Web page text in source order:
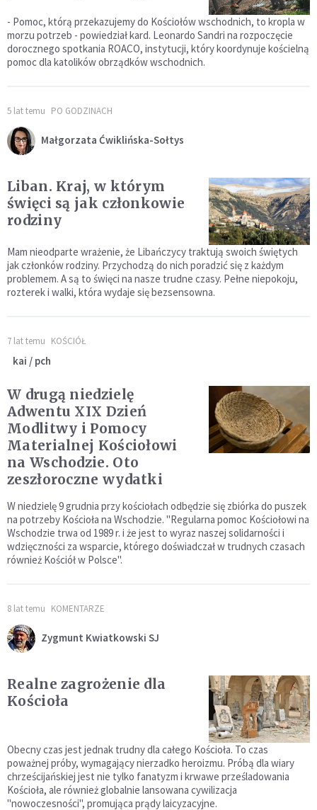
- Pomoc, którą przekazujemy do Kościołów wschodnich, to kropla w
morzu potrzeb - powiedział kard. Leonardo Sandri na rozpoczęcie
dorocznego spotkania ROACO, instytucji, który koordynuje kościelną
pomoc dla katolików obrządków wschodnich.
5 lat temu PO GODZINACH
Małgorzata Ćwiklińska-Sołtys
Liban. Kraj, w którym
święci są jak członkowie
rodziny
Mam nieodparte wrażenie, że Libańczycy traktują swoich świętych
jak członków rodziny. Przychodzą do nich poradzić się z każdym
problemem. A są to święci na nasze trudne czasy. Pełne niepokoju,
rozterek i walki, która wydaje się bezsensowna.
7 lat temu KOŚCIÓŁ
kai / pch
W drugą niedzielę
Adwentu XIX Dzień
Modlitwy i Pomocy
Materialnej Kościołowi
na Wschodzie. Oto
zeszłoroczne wydatki
W niedzielę 9 grudnia przy kościołach odbędzie się zbiórka do puszek
na potrzeby Kościoła na Wschodzie. "Regularna pomoc Kościołowi na
Wschodzie trwa od 1989 r. i że jest to wyraz naszej solidarności i
wdzięczności za wsparcie, którego doświadczał w trudnych czasach
również Kościół w Polsce".
8 lat temu KOMENTARZE
Zygmunt Kwiatkowski SJ
Realne zagrożenie dla
Kościoła
Obecny czas jest jednak trudny dla całego Kościoła. To czas
poważnej próby, wymagający nierzadko heroizmu. Próbą dla wiary
chrześcijańskiej jest nie tylko fanatyzm i krwawe prześladowania
Kościoła, ale również globalnie lansowana cywilizacja
"nowoczesności", promująca prądy laicyzacyjne.